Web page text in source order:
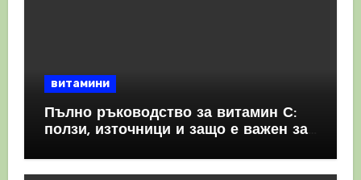
витамини
Пълно ръководство за витамин С:
ползи, източници и защо е важен за